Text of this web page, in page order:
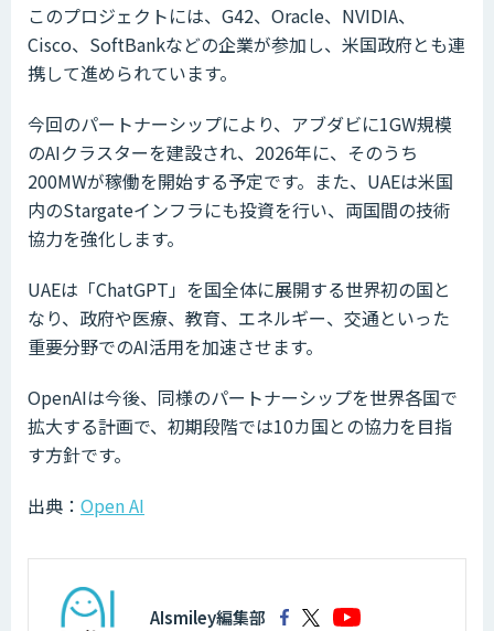
このプロジェクトには、G42、Oracle、NVIDIA、
Cisco、SoftBankなどの企業が参加し、米国政府とも連
携して進められています。
今回のパートナーシップにより、アブダビに1GW規模
のAIクラスターを建設され、2026年に、そのうち
200MWが稼働を開始する予定です。また、UAEは米国
内のStargateインフラにも投資を行い、両国間の技術
協力を強化します。
UAEは「ChatGPT」を国全体に展開する世界初の国と
なり、政府や医療、教育、エネルギー、交通といった
重要分野でのAI活用を加速させます。
OpenAIは今後、同様のパートナーシップを世界各国で
拡大する計画で、初期段階では10カ国との協力を目指
す方針です。
出典： Open AI
AIsmiley編集部